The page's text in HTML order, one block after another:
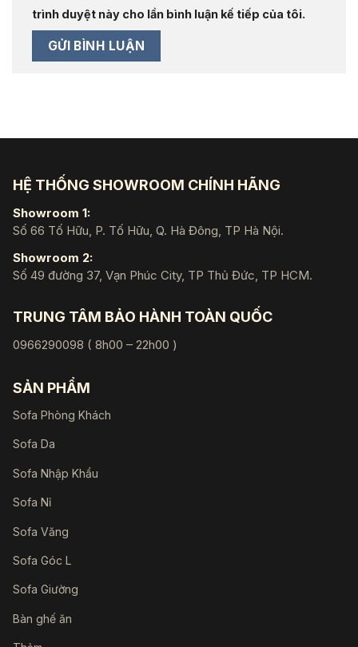
trình duyệt này cho lần bình luận kế tiếp của tôi.
HỆ THỐNG SHOWROOM CHÍNH HÃNG
Showroom 1:
Số 66 Tố Hữu, P. Tố Hữu, Q. Hà Đông, TP Hà Nội.
Showroom 2:
Số 49 đường 37, Vạn Phúc City, TP Thủ Đức, TP HCM.
TRUNG TÂM BẢO HÀNH TOÀN QUỐC
0966290098 ( 8h00 – 22h00 )
SẢN PHẨM
Sofa Phòng Khách
Sofa Da
Sofa Nhập Khẩu
Sofa Nỉ
Sofa Văng
Sofa Góc L
Sofa Giường
Bàn ghế ăn